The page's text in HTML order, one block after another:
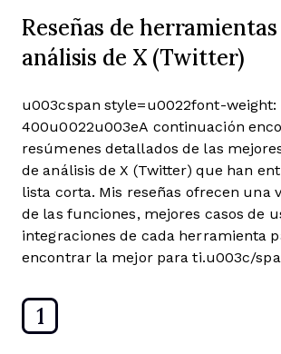
Reseñas de herramientas
análisis de X (Twitter)
u003cspan style=u0022font-weight:
400u0022u003eA continuación
resúmenes detallados de las
de análisis de X (Twitter) que han
lista corta. Mis reseñas ofrecen una
de las funciones, mejores casos de
integraciones de cada herramienta
encontrar la mejor para ti.u003c/
1